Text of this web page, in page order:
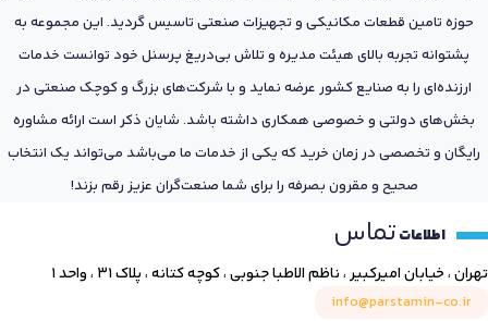
حوزه تامین قطعات مکانیکی و تجهیزات صنعتی تاسیس گردید. این مجموعه به
پشتوانه تجربه بالای هیئت مدیره و تلاش بی‌دریغ پرسنل خود توانست خدمات
ارزنده‌ای را به صنایع کشور عرضه نماید و با شرکت‌های بزرگ و کوچک صنعتی در
بخش‌های دولتی و خصوصی همکاری داشته باشد. شایان ذکر است ارائه مشاوره
رایگان و تخصصی در زمان خرید که یکی از خدمات ما می‌باشد می‌تواند یک انتخاب
صحیح و مقرون بصرفه را برای شما صنعت‌گران عزیز رقم بزند!
اطلاعاتتماس
تهران ، خیابان امیرکبیر ، ناظم الاطبا جنوبی ، کوچه کتانه ، پلاک ۳۱ ، واحد ۱
info@parstamin-co.ir